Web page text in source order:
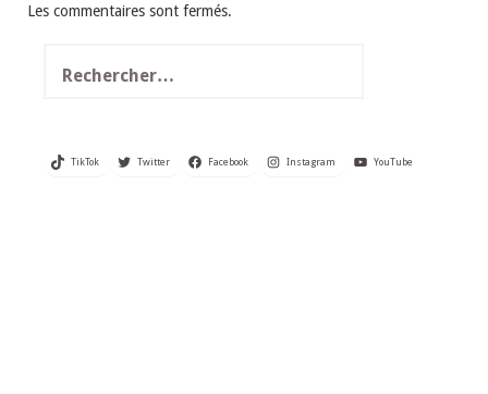
Les commentaires sont fermés.
TikTok Twitter Facebook Instagram YouTube